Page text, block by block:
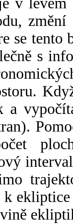
se tento
s
a
k